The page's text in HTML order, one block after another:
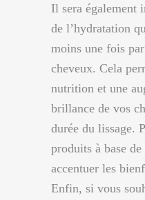
Il sera également
de l’hydratation
moins une fois
cheveux. Cela
nutrition et une
brillance de vos
durée du lissage.
produits à base
accentuer les
Enfin, si vous